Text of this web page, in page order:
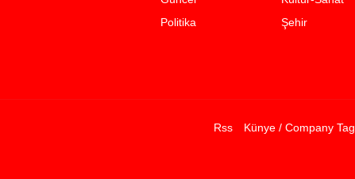
Politika
Şehir
Rss Künye / Company Tag